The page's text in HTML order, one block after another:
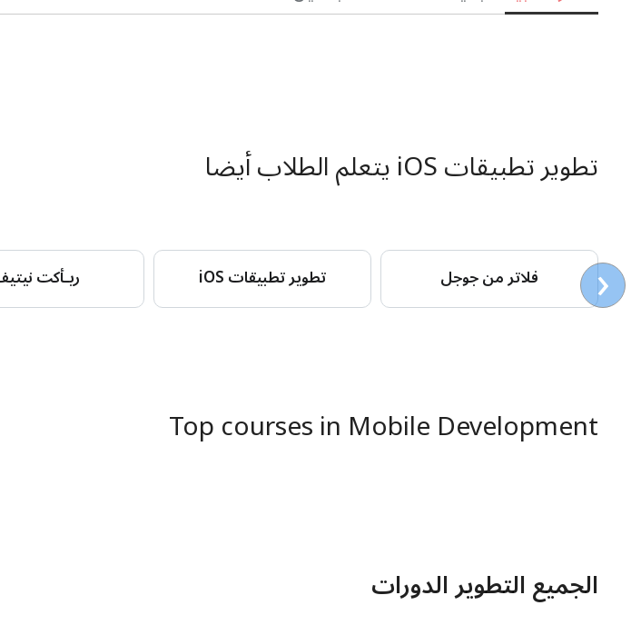
تطوير تطبيقات iOS يتعلم الطلاب أيضا
فلاتر من جوجل تطوير تطبيقات iOS ريـأكت ‹
Top courses in Mobile Development
الجميع التطوير الدورات